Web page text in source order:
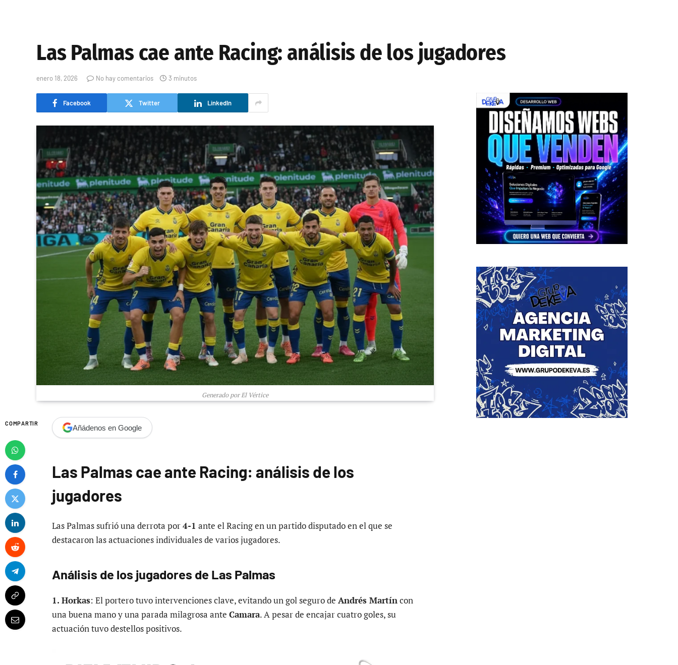
Las Palmas cae ante Racing: análisis de los jugadores
enero 18, 2026 No hay comentarios 3 minutos
Facebook Twitter LinkedIn
Generado por El Vértice
COMPARTIR Añádenos en Google
Las Palmas cae ante Racing: análisis de los
jugadores
Las Palmas sufrió una derrota por4-1 ante el Racing en un partido disputado en el que se
destacaron las actuaciones individuales de varios jugadores.
Análisis de los jugadores de Las Palmas
1. Horkas: El portero tuvo intervenciones clave, evitando un gol seguro de Andrés Martíncon
una buena mano y una parada milagrosa ante Camara. A pesar de encajar cuatro goles, su
actuación tuvo destellos positivos.